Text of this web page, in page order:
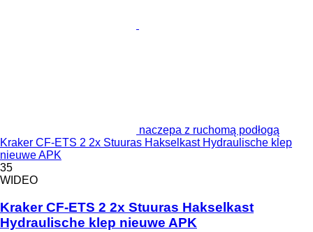
naczepa z ruchomą podłogą
Kraker CF-ETS 2 2x Stuuras Hakselkast Hydraulische klep
nieuwe APK
35
WIDEO
Kraker CF-ETS 2 2x Stuuras Hakselkast
Hydraulische klep nieuwe APK